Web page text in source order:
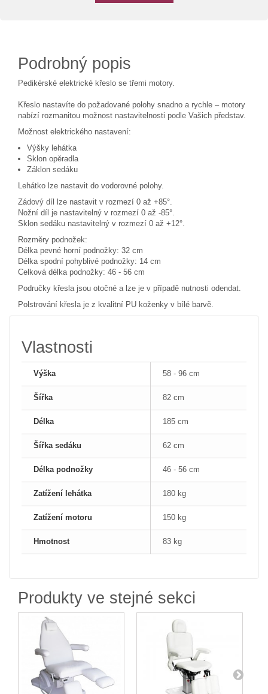
Podrobný popis
Pedikérské elektrické křeslo se třemi motory.
Křeslo nastavíte do požadované polohy snadno a rychle – motory
nabízí rozmanitou možnost nastavitelnosti podle Vašich představ.
Možnost elektrického nastavení:
Výšky lehátka
Sklon opěradla
Záklon sedáku
Lehátko lze nastavit do vodorovné polohy.
Zádový díl lze nastavit v rozmezí 0 až +85°.
Nožní díl je nastavitelný v rozmezí 0 až -85°.
Sklon sedáku nastavitelný v rozmezí 0 až +12°.
Rozměry podnožek:
Délka pevné horní podnožky: 32 cm
Délka spodní pohyblivé podnožky: 14 cm
Celková délka podnožky: 46 - 56 cm
Područky křesla jsou otočné a lze je v případě nutnosti odendat.
Polstrování křesla je z kvalitní PU koženky v bílé barvě.
Vlastnosti
Výška 58 - 96 cm
Šířka 82 cm
Délka 185 cm
Šířka sedáku 62 cm
Délka podnožky 46 - 56 cm
Zatížení lehátka 180 kg
Zatížení motoru 150 kg
Hmotnost 83 kg
Produkty ve stejné sekci